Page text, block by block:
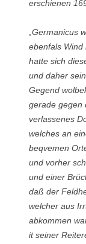
erschienen
„Germanicus
ebenfals Wind
hatte sich
und daher
Gegend
gerade gegen
verlassenes
welches an
beqvemen
und vorher
und einer
daß der
welcher aus
abkommen
it seiner